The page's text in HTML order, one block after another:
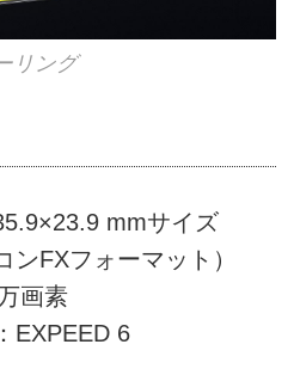
リング
mmサイズ
FXフォーマット）
画素
EXPEED 6